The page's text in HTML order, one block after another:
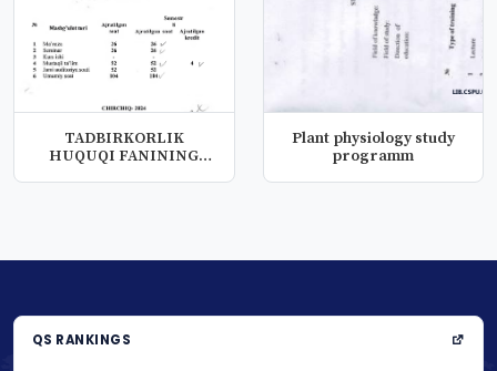
TADBIRKORLIK
HUQUQI FANINING
Plant physiology study
programm
QS RANKINGS